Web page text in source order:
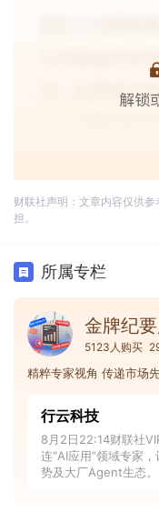
财联社声明：文章内容仅供
担。
所属专栏
金牌纪
5123人购买
精粹专家视角 传递市场
行云科技
8月2日22:14财联社
连“AI应用”领域专家
势及大厂Agent生态。